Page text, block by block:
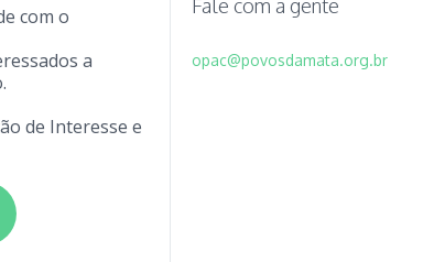
com o
a
de Interesse e
Fale com a gente
opac@povosdamata.org.br